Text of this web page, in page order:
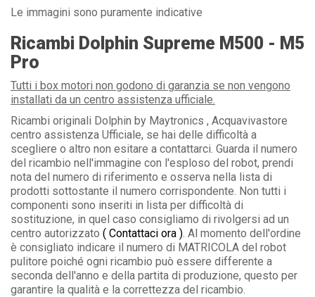
Le immagini sono puramente indicative
Ricambi Dolphin Supreme M500 - M5
Pro
Tutti i box motori non godono di garanzia se non vengono
installati da un centro assistenza ufficiale.
Ricambi originali Dolphin by Maytronics , Acquavivastore
centro assistenza Ufficiale, se hai delle difficoltà a
scegliere o altro non esitare a contattarci. Guarda il numero
del ricambio nell'immagine con l'esploso del robot, prendi
nota del numero di riferimento e osserva nella lista di
prodotti sottostante il numero corrispondente. Non tutti i
componenti sono inseriti in lista per difficoltà di
sostituzione, in quel caso consigliamo di rivolgersi ad un
centro autorizzato ( Contattaci ora ) . Al momento dell'ordine
è consigliato indicare il numero di MATRICOLA del robot
pulitore poiché ogni ricambio può essere differente a
seconda dell'anno e della partita di produzione, questo per
garantire la qualità e la correttezza del ricambio.